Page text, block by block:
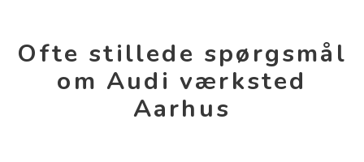
Ofte stillede spørgsmål
om Audi værksted
Aarhus